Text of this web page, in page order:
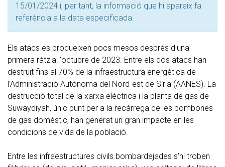
15/01/2024 i, per tant, la informació que hi apareix fa
referència a la data especificada.
Els atacs es produeixen pocs mesos després d'una
primera ràtzia l'octubre de 2023. Entre els dos atacs han
destruït fins al 70% de la infraestructura energètica de
l'Administració Autònoma del Nord-est de Síria (AANES). La
destrucció total de la xarxa elèctrica i la planta de gas de
Suwaydiyah, únic punt per a la recàrrega de les bombones
de gas domèstic, han generat un gran impacte en les
condicions de vida de la població.
Entre les infraestructures civils bombardejades s'hi troben